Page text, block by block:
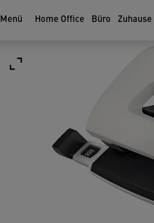
Menü Home Office Büro Zuhause